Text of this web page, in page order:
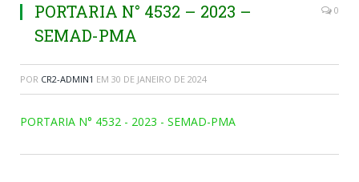
PORTARIA N° 4532 – 2023 –
SEMAD-PMA
0
POR CR2-ADMIN1 EM 30 DE JANEIRO DE 2024
PORTARIA N° 4532 - 2023 - SEMAD-PMA